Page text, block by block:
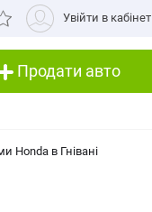
Увійти в кабінет
Продати авто
Honda в Гнівані